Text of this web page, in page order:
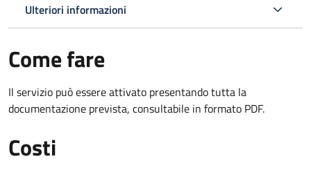
Ulteriori informazioni
Come fare
Il servizio può essere attivato presentando tutta la
documentazione prevista, consultabile in formato PDF.
Costi